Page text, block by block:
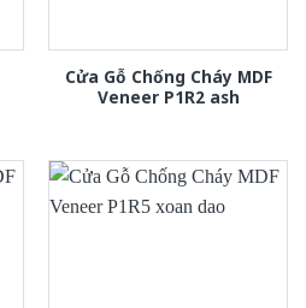
Cửa Gỗ Chống Cháy MDF
Veneer P1R2 ash